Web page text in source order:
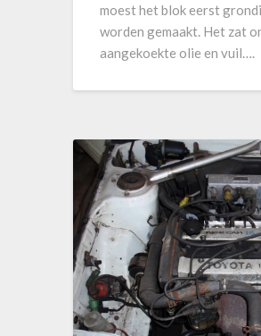
moest het blok eerst
worden gemaakt. Het zat
aangekoekte olie en vuil….